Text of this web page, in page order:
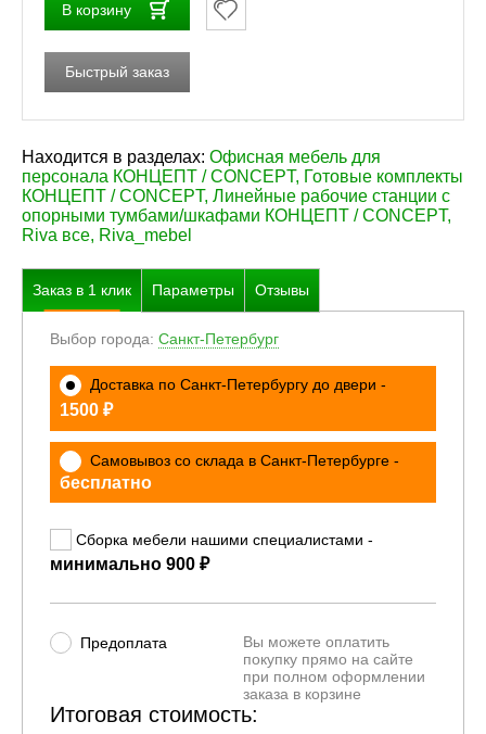
В корзину
Быстрый заказ
Находится в разделах: Офисная мебель для
персонала КОНЦЕПТ / CONCEPT, Готовые комплекты
КОНЦЕПТ / CONCEPT, Линейные рабочие станции с
опорными тумбами/шкафами КОНЦЕПТ / CONCEPT,
Riva все, Riva_mebel
Заказ в 1 клик Параметры Отзывы
Выбор города: Санкт-Петербург
Доставка по Санкт-Петербургу до двери -
1500 ₽
Самовывоз со склада в Санкт-Петербурге -
бесплатно
Сборка мебели нашими специалистами -
минимально 900 ₽
Предоплата
Вы можете оплатить
покупку прямо на сайте
при полном оформлении
заказа в корзине
Итоговая стоимость: